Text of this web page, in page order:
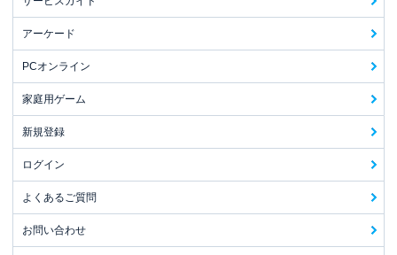
アーケード
PCオンライン
家庭用ゲーム
新規登録
ログイン
よくあるご質問
お問い合わせ